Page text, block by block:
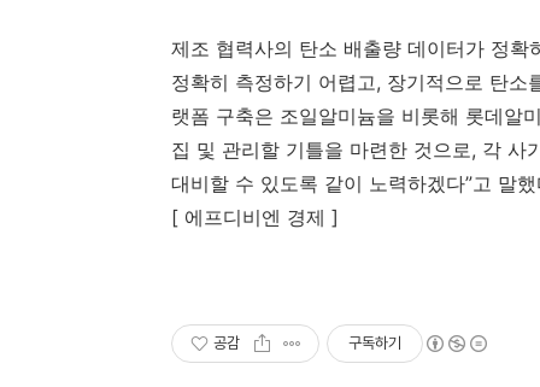
제조 협력사의 탄소 배출량 데이터가 정
정확히 측정하기 어렵고, 장기적으로 탄
랫폼 구축은 조일알미늄을 비롯해 롯데알
집 및 관리할 기틀을 마련한 것으로, 각 사
대비할 수 있도록 같이 노력하겠다”고 말
[ 에프디비엔 경제 ]
공감 구독하기